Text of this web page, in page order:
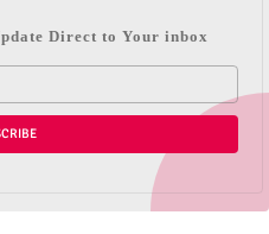
Direct to Your inbox